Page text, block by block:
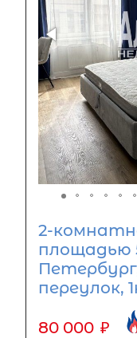
2-
площадью
переулок,
80 000 ₽